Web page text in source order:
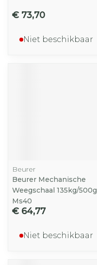
€ 73,70
Niet beschikbaar
Beurer
Beurer Mechanische
Weegschaal 135kg/500g
Ms40
€ 64,77
Niet beschikbaar